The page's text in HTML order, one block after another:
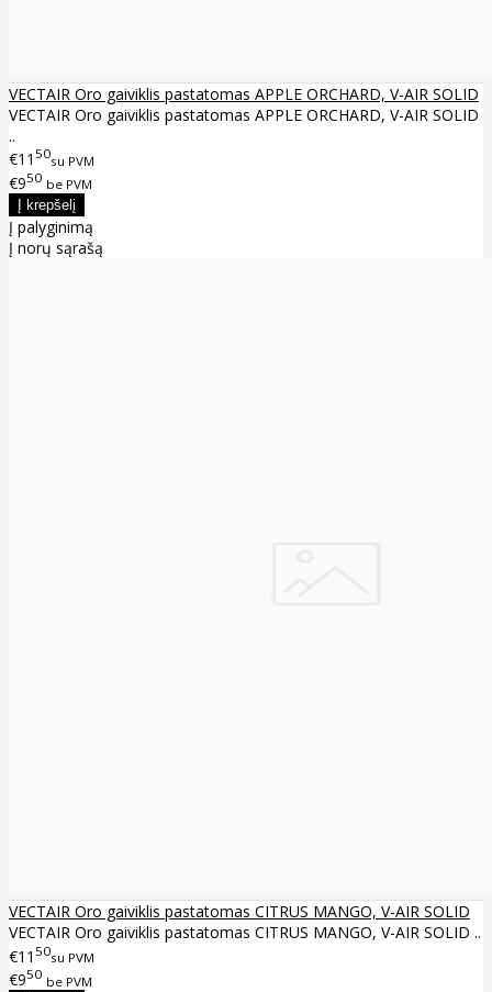
VECTAIR Oro gaiviklis pastatomas APPLE ORCHARD, V-AIR SOLID
VECTAIR Oro gaiviklis pastatomas APPLE ORCHARD, V-AIR SOLID
..
€11 50su PVM
€950 be PVM
Į palyginimą
Į norų sąrašą
VECTAIR Oro gaiviklis pastatomas CITRUS MANGO, V-AIR SOLID
VECTAIR Oro gaiviklis pastatomas CITRUS MANGO, V-AIR SOLID ..
€11 50su PVM
€950 be PVM